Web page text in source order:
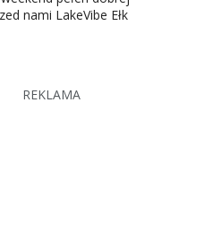
nami LakeVibe Ełk
REKLAMA